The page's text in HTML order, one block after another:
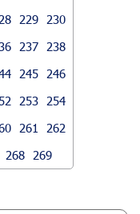
229
230
237
238
245
246
253
254
261
262
268 269